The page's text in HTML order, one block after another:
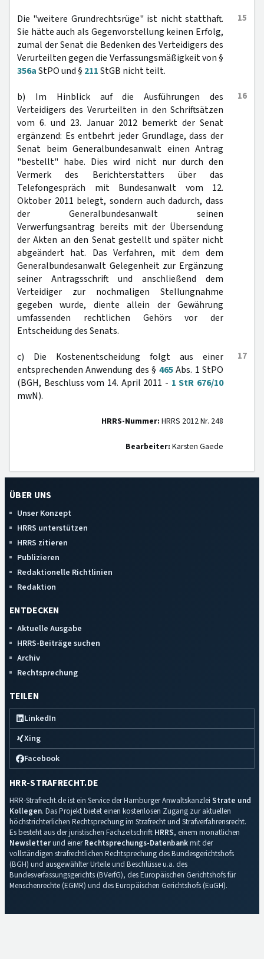
15
Die "weitere Grundrechtsrüge" ist nicht statthaft.
Sie hätte auch als Gegenvorstellung keinen Erfolg,
zumal der Senat die Bedenken des Verteidigers des
Verurteilten gegen die Verfassungsmäßigkeit von §
356aStPO und § 211StGB nicht teilt.
16
b) Im Hinblick auf die Ausführungen des
Verteidigers des Verurteilten in den Schriftsätzen
vom 6. und 23. Januar 2012 bemerkt der Senat
ergänzend: Es entbehrt jeder Grundlage, dass der
Senat beim Generalbundesanwalt einen Antrag
"bestellt" habe. Dies wird nicht nur durch den
Vermerk des Berichterstatters über das
Telefongespräch mit Bundesanwalt vom 12.
Oktober 2011 belegt, sondern auch dadurch, dass
der Generalbundesanwalt seinen
Verwerfungsantrag bereits mit der Übersendung
der Akten an den Senat gestellt und später nicht
abgeändert hat. Das Verfahren, mit dem dem
Generalbundesanwalt Gelegenheit zur Ergänzung
seiner Antragsschrift und anschließend dem
Verteidiger zur nochmaligen Stellungnahme
gegeben wurde, diente allein der Gewährung
umfassenden rechtlichen Gehörs vor der
Entscheidung des Senats.
17
c) Die Kostenentscheidung folgt aus einer
entsprechenden Anwendung des § 465Abs. 1 StPO
(BGH, Beschluss vom 14. April 2011 - 1 StR 676/10
mwN).
HRRS-Nummer: HRRS 2012 Nr. 248
Bearbeiter: Karsten Gaede
ÜBER UNS
Unser Konzept
HRRS unterstützen
HRRS zitieren
Publizieren
Redaktionelle Richtlinien
Redaktion
ENTDECKEN
Aktuelle Ausgabe
HRRS-Beiträge suchen
Archiv
Rechtsprechung
TEILEN
LinkedIn
Xing
Facebook
HRR-STRAFRECHT.DE
HRR-Strafrecht.de ist ein Service der Hamburger Anwaltskanzlei Strate und
Kollegen. Das Projekt bietet einen kostenlosen Zugang zur aktuellen
höchstrichterlichen Rechtsprechung im Strafrecht und Strafverfahrensrecht.
Es besteht aus der juristischen Fachzeitschrift HRRS, einem monatlichen
Newsletterund einerRechtsprechungs-Datenbankmit der
vollständigen strafrechtlichen Rechtsprechung des Bundesgerichtshofs
(BGH) und ausgewählter Urteile und Beschlüsse u.a. des
Bundesverfassungsgerichts (BVerfG), des Europäischen Gerichtshofs für
Menschenrechte (EGMR) und des Europäischen Gerichtshofs (EuGH).